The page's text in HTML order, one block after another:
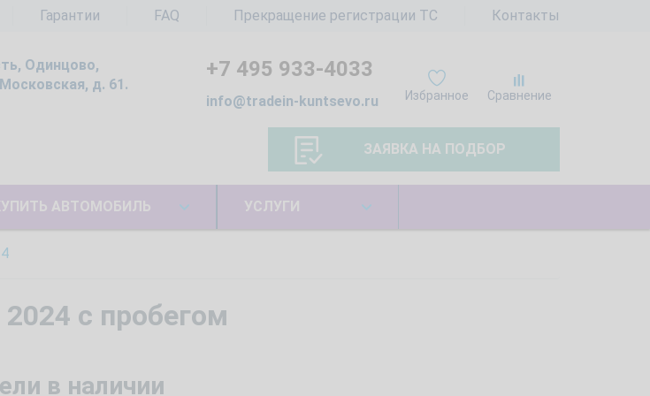
Гарантии FAQ Прекращение регистрации ТС Контакты
Одинцово,
д. 61.
Избранное Сравнение
+7 495 933-4033
info@tradein-kuntsevo.ru
ЗАЯВКА НА ПОДБОР
АВТОМОБИЛЬ УСЛУГИ
с пробегом
в наличии